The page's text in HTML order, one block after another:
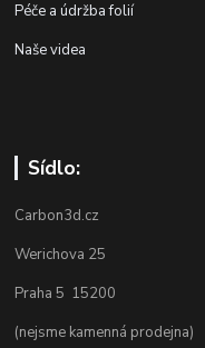
Péče a údržba folií
Naše videa
Sídlo:
Carbon3d.cz
Werichova 25
Praha 5 15200
(nejsme kamenná prodejna)